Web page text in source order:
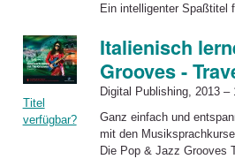
Ein intelligenter Spaßtitel
Titel
verfügbar?
Italienisch
Grooves -
Digital Publishing, 2013 –
Ganz einfach und
mit den
Die Pop & Jazz Grooves